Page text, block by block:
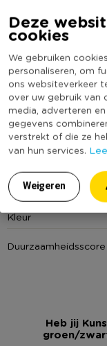
Deze
cookies
We gebruiken
personaliseren, om
ons websiteverkeer
over uw gebruik van
media, adverteren
gegevens
verstrekt of die ze
van hun services.
Weigeren
geen tijd of groene
perfecte keuze!
speelse, hangende
natuurlijke sfeer in
geven of onderhoud.
Lees meer
Specificaties
Artikelnummer
Online Only
Materiaal
Producthoogte (cm)
Kleur
Duurzaamheidsscore
Heb jij
groen/